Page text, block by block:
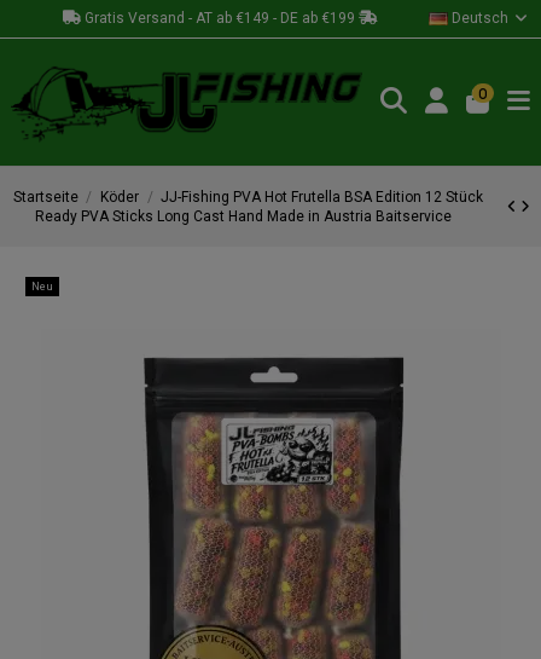
Gratis Versand - AT ab €149 - DE ab €199 Deutsch
0
Startseite Köder
JJ-Fishing PVA Hot Frutella BSA Edition 12 Stück
Ready PVA Sticks Long Cast Hand Made in Austria Baitservice
Neu